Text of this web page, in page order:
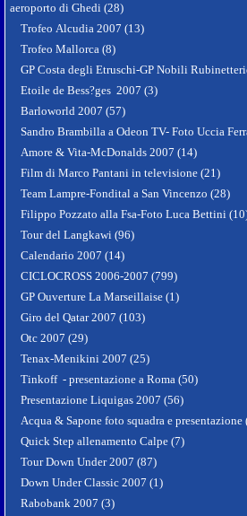
aeroporto di Ghedi (28)
Trofeo Alcudia 2007 (13)
Trofeo Mallorca (8)
GP Costa degli Etruschi-GP Nobili
Etoile de Bess?ges 2007 (3)
Barloworld 2007 (57)
Sandro Brambilla a Odeon TV- Foto Uccia
Amore & Vita-McDonalds 2007 (14)
Film di Marco Pantani in televisione (21)
Team Lampre-Fondital a San Vincenzo (28)
Filippo Pozzato alla Fsa-Foto Luca Bettini
Tour del Langkawi (96)
Calendario 2007 (14)
CICLOCROSS 2006-2007 (799)
GP Ouverture La Marseillaise (1)
Giro del Qatar 2007 (103)
Otc 2007 (29)
Tenax-Menikini 2007 (25)
Tinkoff - presentazione a Roma (50)
Presentazione Liquigas 2007 (56)
Acqua & Sapone foto squadra e presentazione
Quick Step allenamento Calpe (7)
Tour Down Under 2007 (87)
Down Under Classic 2007 (1)
Rabobank 2007 (3)